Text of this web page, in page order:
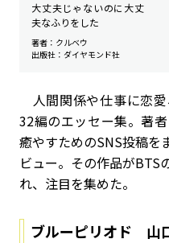
大丈夫じゃないのに大丈
夫なふりをした
著者：クルベウ
出版社：ダイヤモンド社
人間関係や仕事に恋
32編のエッセー集。著
癒やすためのSNS投稿を
ビュー。その作品がBTS
れ、注目を集めた。
ブルーピリオド 山